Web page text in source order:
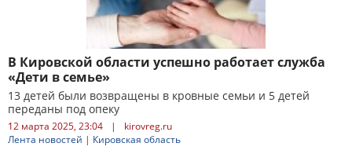
В Кировской области успешно работает служба
«Дети в семье»
13 детей были возвращены в кровные семьи и 5 детей
переданы под опеку
12 марта 2025, 23:04 |
kirovreg.ru
Лента новостей | Кировская область